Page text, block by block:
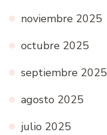
noviembre 2025
octubre 2025
septiembre 2025
agosto 2025
julio 2025